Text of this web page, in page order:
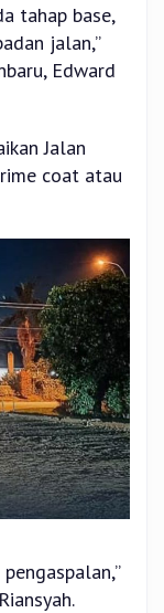
tahap base,
jalan,”
Edward
Jalan
coat atau